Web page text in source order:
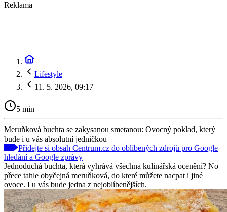
Reklama
Lifestyle
11. 5. 2026, 09:17
5 min
Meruňková buchta se zakysanou smetanou: Ovocný poklad, který
bude i u vás absolutní jedničkou
Přidejte si obsah Centrum.cz do oblíbených zdrojů pro Google
hledání a Google zprávy
Jednoduchá buchta, která vyhrává všechna kulinářská ocenění? No
přece tahle obyčejná meruňková, do které můžete nacpat i jiné
ovoce. I u vás bude jedna z nejoblíbenějších.